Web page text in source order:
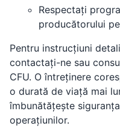
Respectați
producătorului
Pentru instrucțiuni
contactați-ne sau
CFU. O întreținere
o durată de viață mai
îmbunătățește
operațiunilor.